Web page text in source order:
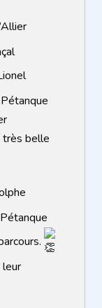
très belle
leur